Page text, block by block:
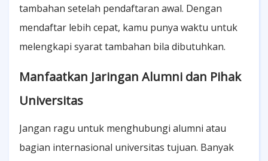
tambahan setelah pendaftaran awal. Dengan
mendaftar lebih cepat, kamu punya waktu untuk
melengkapi syarat tambahan bila dibutuhkan.
Manfaatkan Jaringan Alumni dan Pihak
Universitas
Jangan ragu untuk menghubungi alumni atau
bagian internasional universitas tujuan. Banyak